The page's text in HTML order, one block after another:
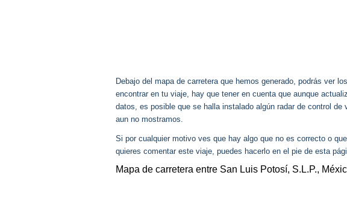
Debajo del mapa de carretera que hemos generado, podrás ver
encontrar en tu viaje, hay que tener en cuenta que aunque
datos, es posible que se halla instalado algún radar de control de
aun no mostramos.
Si por cualquier motivo ves que hay algo que no es correcto o
quieres comentar este viaje, puedes hacerlo en el pie de esta
Mapa de carretera entre San Luis Potosí, S.L.P.,